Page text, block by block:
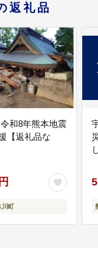
返礼品
和8年熊本地震
【返礼品な
川町